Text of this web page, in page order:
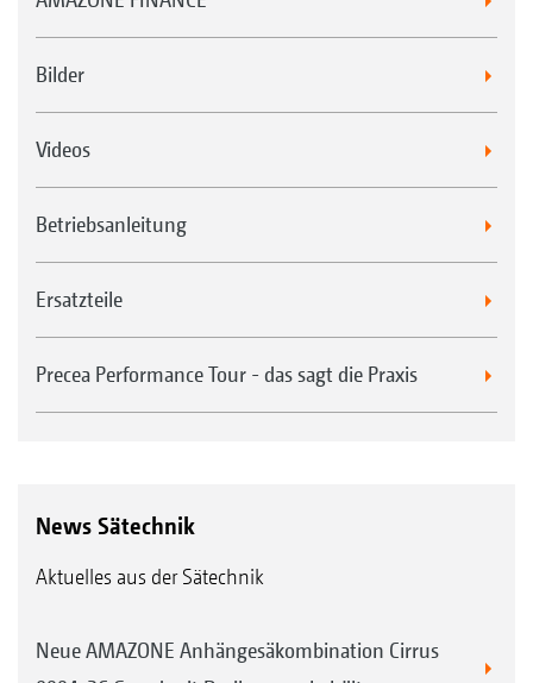
Bilder
Videos
Betriebsanleitung
Ersatzteile
Precea Performance Tour - das sagt die Praxis
News Sätechnik
Aktuelles aus der Sätechnik
Neue AMAZONE Anhängesäkombination Cirrus